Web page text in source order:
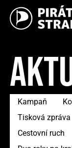
Kampaň
Tisková zpráva
Cestovní ruch